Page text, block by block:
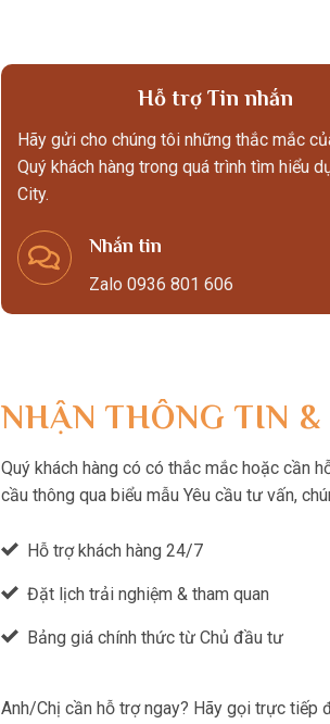
Hỗ trợ Tin nhắn
Hãy gửi cho chúng tôi những thắc mắc
Quý khách hàng trong quá trình tìm hiểu
City.
Nhắn tin
Zalo 0936 801 606
NHẬN THÔNG TIN &
Quý khách hàng có có thắc mắc hoặc cần
cầu thông qua biểu mẫu Yêu cầu tư vấn,
Hỗ trợ khách hàng 24/7
Đặt lịch trải nghiệm & tham quan
Bảng giá chính thức từ Chủ đầu tư
Anh/Chị cần hỗ trợ ngay? Hãy gọi trực tiếp